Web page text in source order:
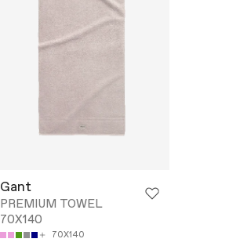
Gant
PREMIUM TOWEL
70X140
70X140